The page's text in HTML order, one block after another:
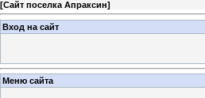
[Сайт поселка Апраксин]
Вход на сайт
Меню сайта